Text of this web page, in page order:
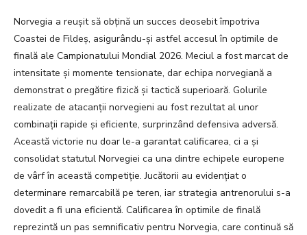
Norvegia a reușit să obțină un succes deosebit împotriva
Coastei de Fildeș, asigurându-și astfel accesul în optimile de
finală ale Campionatului Mondial 2026. Meciul a fost marcat de
intensitate și momente tensionate, dar echipa norvegiană a
demonstrat o pregătire fizică și tactică superioară. Golurile
realizate de atacanții norvegieni au fost rezultat al unor
combinații rapide și eficiente, surprinzând defensiva adversă.
Această victorie nu doar le-a garantat calificarea, ci a și
consolidat statutul Norvegiei ca una dintre echipele europene
de vârf în această competiție. Jucătorii au evidențiat o
determinare remarcabilă pe teren, iar strategia antrenorului s-a
dovedit a fi una eficientă. Calificarea în optimile de finală
reprezintă un pas semnificativ pentru Norvegia, care continuă să